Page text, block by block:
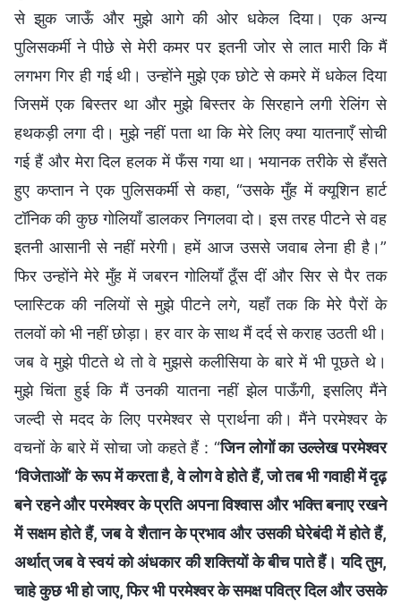
से झुक जाऊँ और मुझे आगे की ओर धकेल दिया। एक अन्य
पुलिसकर्मी ने पीछे से मेरी कमर पर इतनी जोर से लात मारी कि मैं
लगभग गिर ही गई थी। उन्होंने मुझे एक छोटे से कमरे में धकेल दिया
जिसमें एक बिस्तर था और मुझे बिस्तर के सिरहाने लगी रेलिंग से
हथकड़ी लगा दी। मुझे नहीं पता था कि मेरे लिए क्या यातनाएँ सोची
गई हैं और मेरा दिल हलक में फँस गया था। भयानक तरीके से हँसते
हुए कप्तान ने एक पुलिसकर्मी से कहा, “उसके मुँह में क्यूशिन हार्ट
टॉनिक की कुछ गोलियाँ डालकर निगलवा दो। इस तरह पीटने से वह
इतनी आसानी से नहीं मरेगी। हमें आज उससे जवाब लेना ही है।”
फिर उन्होंने मेरे मुँह में जबरन गोलियाँ ठूँस दीं और सिर से पैर तक
प्लास्टिक की नलियों से मुझे पीटने लगे, यहाँ तक कि मेरे पैरों के
तलवों को भी नहीं छोड़ा। हर वार के साथ मैं दर्द से कराह उठती थी।
जब वे मुझे पीटते थे तो वे मुझसे कलीसिया के बारे में भी पूछते थे।
मुझे चिंता हुई कि मैं उनकी यातना नहीं झेल पाऊँगी, इसलिए मैंने
जल्दी से मदद के लिए परमेश्वर से प्रार्थना की। मैंने परमेश्वर के
वचनों के बारे में सोचा जो कहते हैं : “जिन लोगों का उल्लेख परमेश्वर
‘विजेताओं’ के रूप में करता है, वे लोग वे होते हैं, जो तब भी गवाही में दृढ़
बने रहने और परमेश्वर के प्रति अपना विश्वास और भक्ति बनाए रखने
में सक्षम होते हैं, जब वे शैतान के प्रभाव और उसकी घेरेबंदी में होते हैं,
अर्थात् जब वे स्वयं को अंधकार की शक्तियों के बीच पाते हैं। यदि तुम,
चाहे कुछ भी हो जाए, फिर भी परमेश्वर के समक्ष पवित्र दिल और उसके